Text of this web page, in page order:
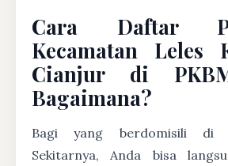
Cara Daftar
Kecamatan Leles
Cianjur di
Bagaimana?
Bagi yang berdomisili di
Sekitarnya, Anda bisa